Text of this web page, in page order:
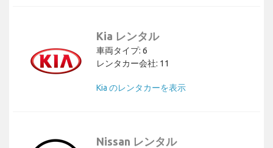
Kia レンタル
車両タイプ: 6
レンタカー会社: 11
Kia のレンタカーを表示
Nissan レンタル